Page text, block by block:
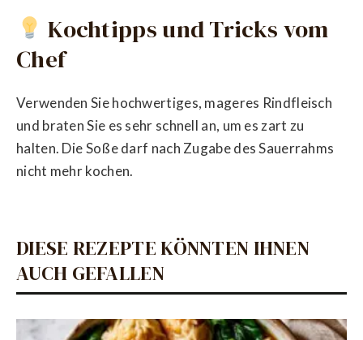
Kochtipps und Tricks vom
Chef
Verwenden Sie hochwertiges, mageres Rindfleisch
und braten Sie es sehr schnell an, um es zart zu
halten. Die Soße darf nach Zugabe des Sauerrahms
nicht mehr kochen.
DIESE REZEPTE KÖNNTEN IHNEN
AUCH GEFALLEN